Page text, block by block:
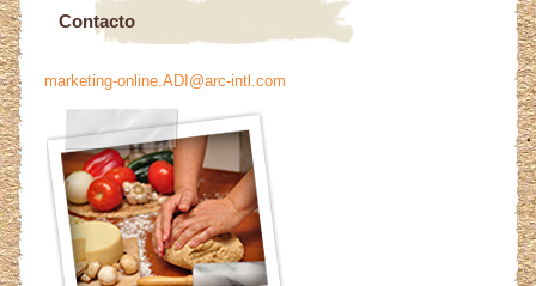
Contacto
marketing-online.ADI@arc-intl.com